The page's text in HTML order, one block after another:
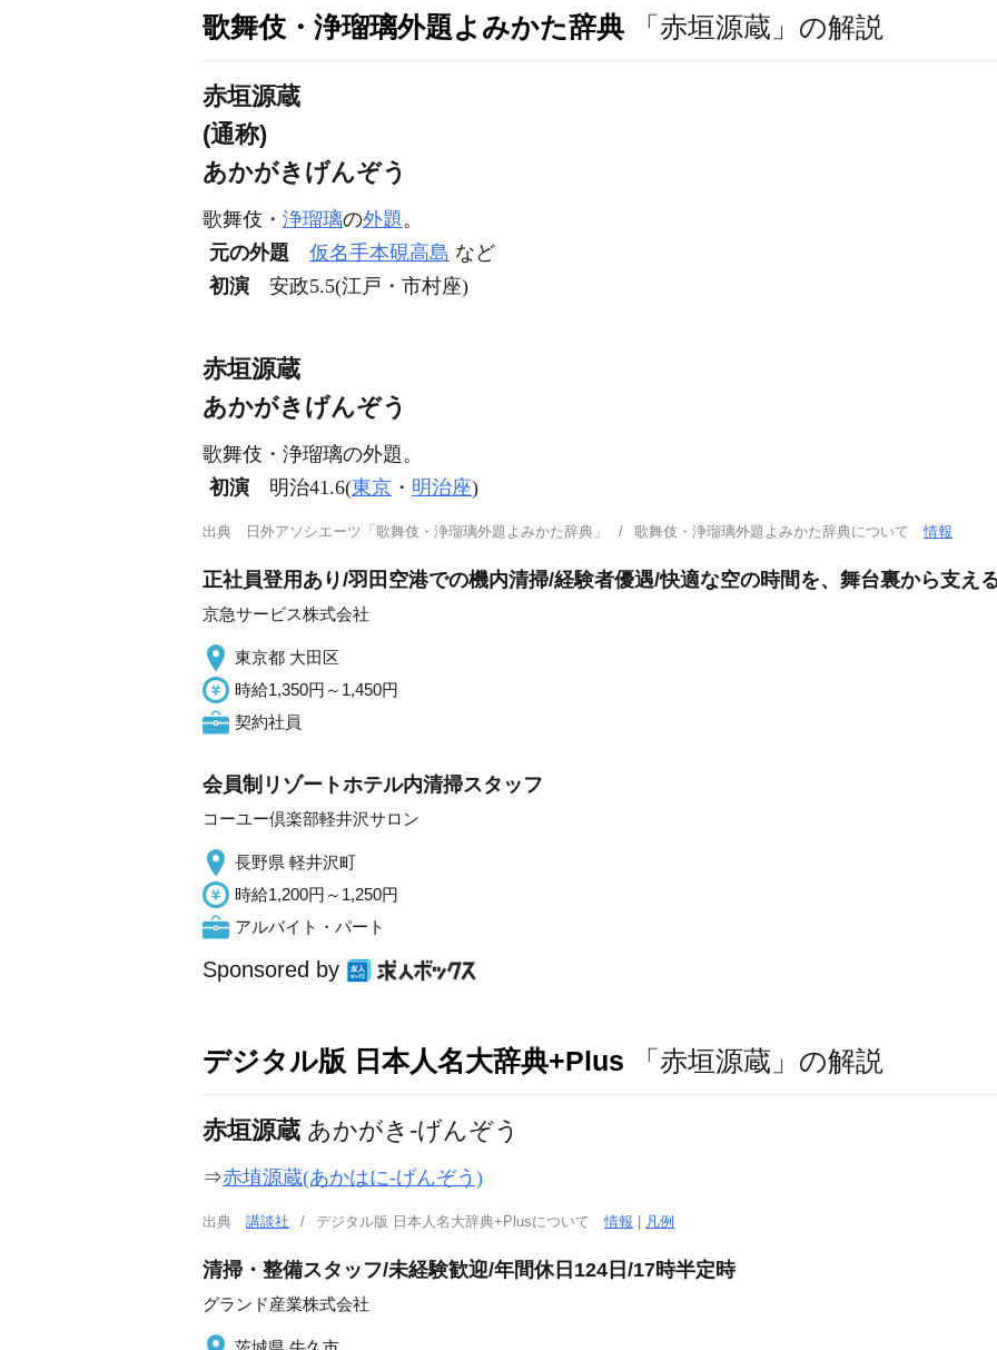
歌舞伎・浄瑠璃外題よみかた辞典 「赤垣源蔵」の解説
赤垣源蔵
(通称)
あかがきげんぞう
歌舞伎・ 浄瑠璃の外題。
元の外題
仮名手本硯高島 など
初演
安政5.5(江戸・市村座)
赤垣源蔵
あかがきげんぞう
歌舞伎・浄瑠璃の外題。
初演
明治41.6(東京 ・ 明治座)
出典 日外アソシエーツ「歌舞伎・浄瑠璃外題よみかた辞典」 歌舞伎・浄瑠璃外題よみかた辞典について情報
正社員登用あり/羽田空港での機内清掃/経験者優遇/快適な空の時間を、舞台裏から支え
京急サービス株式会社
東京都 大田区
時給1,350円～1,450円
契約社員
会員制リゾートホテル内清掃スタッフ
コーユー倶楽部軽井沢サロン
長野県 軽井沢町
時給1,200円～1,250円
アルバイト・パート
Sponsored by
デジタル版 日本人名大辞典+Plus 「赤垣源蔵」の解説
赤垣源蔵 あかがき-げんぞう
⇒赤埴源蔵(あかはに-げんぞう)
出典 講談社 デジタル版 日本人名大辞典+Plusについて情報 凡例
清掃・整備スタッフ/未経験歓迎/年間休日124日/17時半定時
グランド産業株式会社